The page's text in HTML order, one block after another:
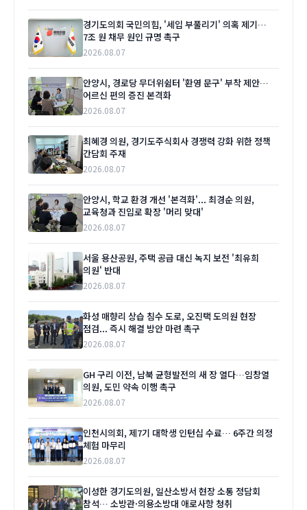
경기도의회 국민의힘, '세입 부풀리기' 의혹 제기…
7조 원 채무 원인 규명 촉구
2026.08.07
안양시, 경로당 무더위쉼터 '환영 문구' 부착 제안…
어르신 편의 증진 본격화
2026.08.07
최혜경 의원, 경기도주식회사 경쟁력 강화 위한 정책
간담회 주재
2026.08.07
안양시, 학교 환경 개선 '본격화'... 최경순 의원,
교육청과 진입로 확장 '머리 맞대'
2026.08.07
서울 용산공원, 주택 공급 대신 녹지 보전 '최유희
의원' 반대
2026.08.07
화성 매향리 상습 침수 도로, 오진택 도의원 현장
점검... 즉시 해결 방안 마련 촉구
2026.08.07
GH 구리 이전, 남북 균형발전의 새 장 열다…임창열
의원, 도민 약속 이행 촉구
2026.08.07
인천시의회, 제7기 대학생 인턴십 수료… 6주간 의정
체험 마무리
2026.08.07
이성한 경기도의원, 일산소방서 현장 소통 정담회
참석… 소방관·의용소방대 애로사항 청취